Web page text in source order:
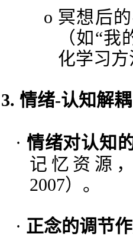
o 冥想后
（如“我
化学习
3. 情绪-认知解
· 情绪对认知
记忆资源
2007）。
· 正念的调节